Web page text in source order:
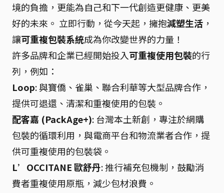
境的負擔，更能為自己和下一代創造更健康、更美
好的未來。 立即行動，從今天起，擁抱減塑生活 ，
讓可重複包裝系統成為你改變世界的力量！
許多品牌和企業已經開始投入可重複使用包裝的行
列，例如：
Loop: 與寶僑、雀巢、聯合利華等大型品牌合作，
提供可退還、清潔和重複使用的包裝。
配客嘉 (PackAge+): 台灣本土新創，專注於網購
包裝的循環利用，與電商平台和物流業者合作，提
供可重複使用的包裝袋。
L’OCCITANE 歐舒丹: 推行補充包機制，鼓勵消
費者重複使用原瓶，減少包材浪費。